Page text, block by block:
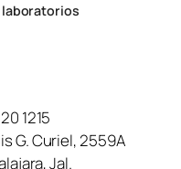
1215
G. Curiel, 2559A
Jal.